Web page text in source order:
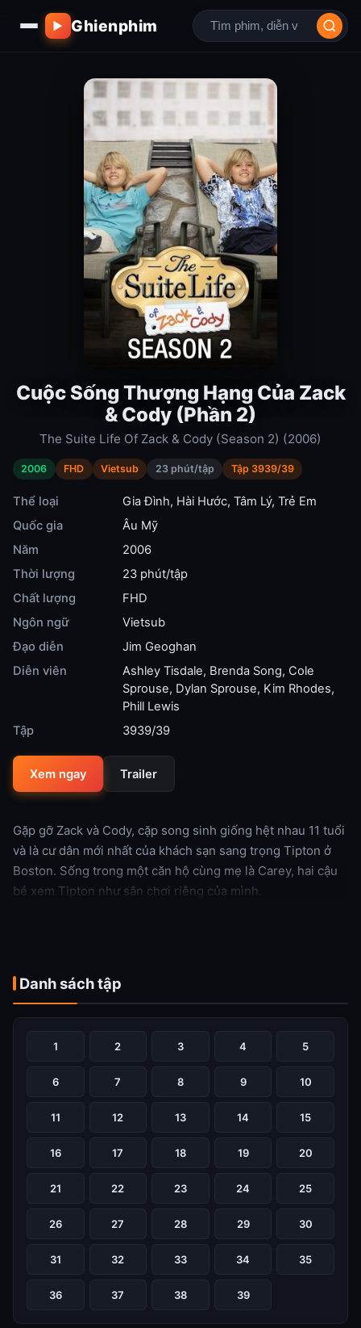
▶ Ghienphim
Cuộc Sống Thượng Hạng Của Zack
& Cody (Phần 2)
The Suite Life Of Zack & Cody (Season 2) (2006)
2006 FHD Vietsub 23 phút/tập Tập 3939/39
Thể loại Gia Đình, Hài Hước, Tâm Lý, Trẻ Em
Quốc gia
Âu Mỹ
Năm
2006
Thời lượng
23 phút/tập
Chất lượng
FHD
Ngôn ngữ
Vietsub
Đạo diễn
Jim Geoghan
Diễn viên
Ashley Tisdale, Brenda Song, Cole
Sprouse, Dylan Sprouse, Kim Rhodes,
Phill Lewis
Tập
3939/39
Xem ngay Trailer
Gặp gỡ Zack và Cody, cặp song sinh giống hệt nhau 11 tuổi
và là cư dân mới nhất của khách sạn sang trọng Tipton ở
Boston. Sống trong một căn hộ cùng mẹ là Carey, hai cậu
bé xem Tipton như sân chơi riêng của mình.
Danh sách tập
1 2 3 4 5
6 7 8 9 10
11 12 13 14 15
16 17 18 19 20
21 22 23 24 25
26 27 28 29 30
31 32 33 34 35
36 37 38 39